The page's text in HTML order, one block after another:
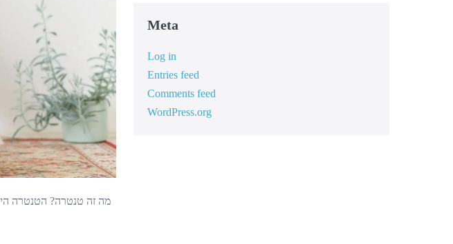
מה זה טנטרה? הטנטרה
Meta
Log in
Entries feed
Comments feed
WordPress.org